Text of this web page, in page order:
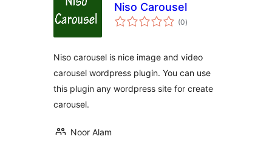
Niso Carousel
(0कुल
दर)
Niso carousel is nice image and video
carousel wordpress plugin. You can use
this plugin any wordpress site for create
carousel.
Noor Alam